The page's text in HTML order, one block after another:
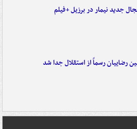
جدید نیمار در برزیل +فیلم
رضاییان رسماً از استقلال جدا شد